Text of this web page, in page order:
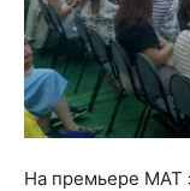
На премьере МАТ